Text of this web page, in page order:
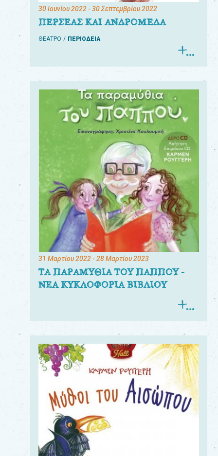
30 Ιουνίου 2022- 30 Σεπτεμβρίου 2022
ΠΕΡΣΕΑΣ ΚΑΙ ΑΝΔΡΟΜΕΔΑ
ΘΕΑΤΡΟ ΠΕΡΙΟΔΕΙΑ
31 Μαρτίου 2022- 28 Μαρτίου 2023
ΤΑ ΠΑΡΑΜΥΘΙΑ ΤΟΥ ΠΑΠΠΟΥ -
ΝΕΑ ΚΥΚΛΟΦΟΡΙΑ ΒΙΒΛΙΟΥ